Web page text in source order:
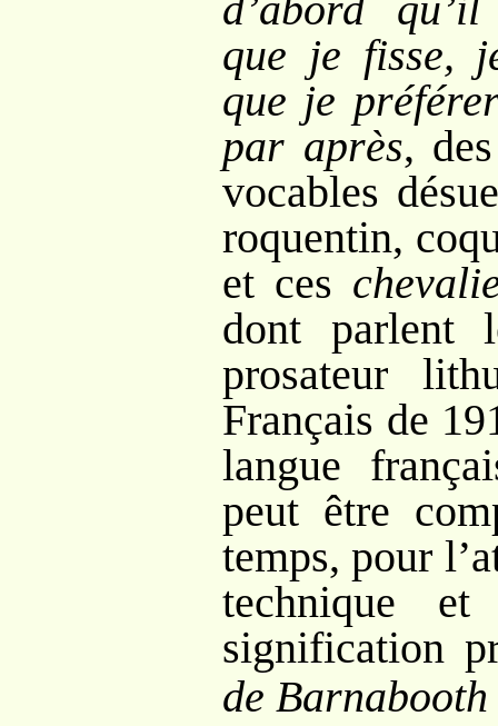
que je fisse,
que je
par après,
vocables
roquentin,
et ces
dont parlent
prosateur
Français de
langue
peut être
temps, pour
technique
signification
de Barnabooth